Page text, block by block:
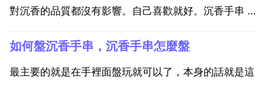
對沉香的品質都沒有影響。自己喜歡就好。沉香手串 要
沉香手串呀，那麼好的沉香手串一定要學會正規的沉香
手串盤法。這是乙個很矛盾的事情，如果盤,時間久了，
如何盤沉香手串，沉香手串怎麼盤
最主要的就是在手裡面盤玩就可以了，本身的話就是這